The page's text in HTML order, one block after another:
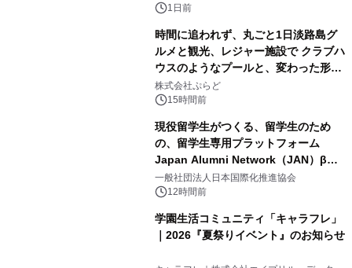
ボグッズも発売決定！
1日前
時間に追われず、丸ごと1日淡路島グ
ルメと観光、レジャー施設で クラブハ
ウスのようなプールと、変わった形の
サウナも 「THE BOXY AWAJI」のお
得な素泊まり連泊プランで
株式会社ぷらど
15時間前
現役留学生がつくる、留学生のため
の、留学生専用プラットフォーム
Japan Alumni Network（JAN）β版
をリリース
一般社団法人日本国際化推進協会
12時間前
学園生活コミュニティ「キャラフレ」
｜2026『夏祭りイベント』のお知らせ